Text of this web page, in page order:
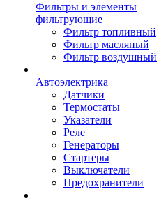
Фильтры и элементы
фильтрующие
Фильтр топливный
Фильтр масляный
Фильтр воздушный
Автоэлектрика
Датчики
Термостаты
Указатели
Реле
Генераторы
Стартеры
Выключатели
Предохранители